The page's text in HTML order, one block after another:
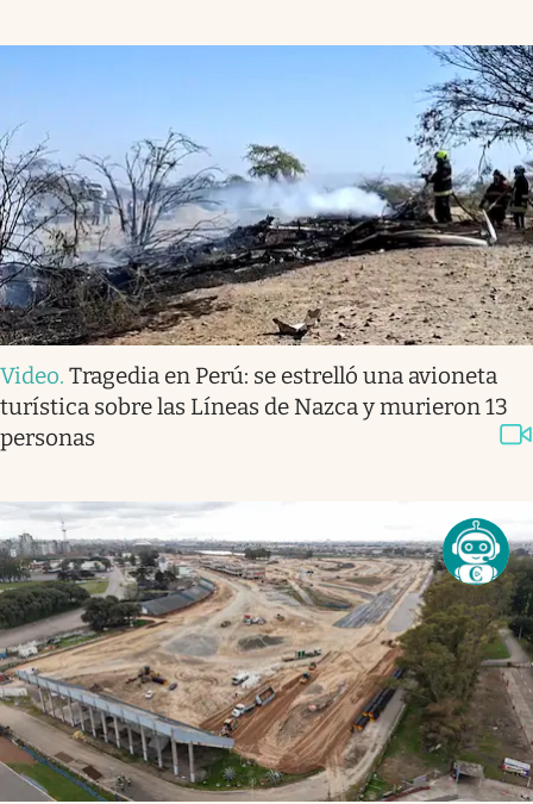
Video. Tragedia en Perú: se estrelló una avioneta
turística sobre las Líneas de Nazca y murieron 13
personas